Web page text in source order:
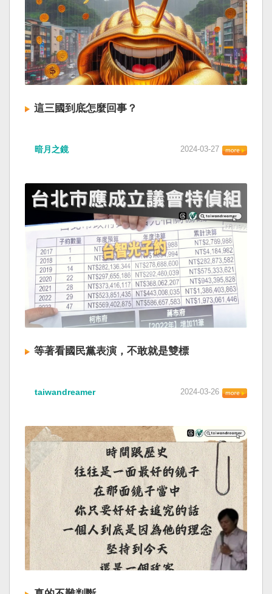
這三國到底怎麼回事？
暗月之鏡 2024-03-27
等著看國民黨表演，不敢就是雙標
taiwandreamer 2024-03-26